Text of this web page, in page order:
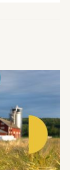
innebär